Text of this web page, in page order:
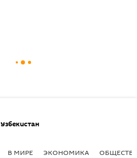
Узбекистан
В МИРЕ ЭКОНОМИКА